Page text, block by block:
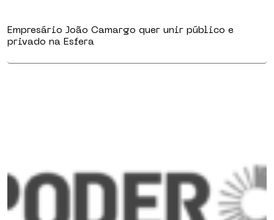
Empresário João Camargo quer unir público e
privado na Esfera